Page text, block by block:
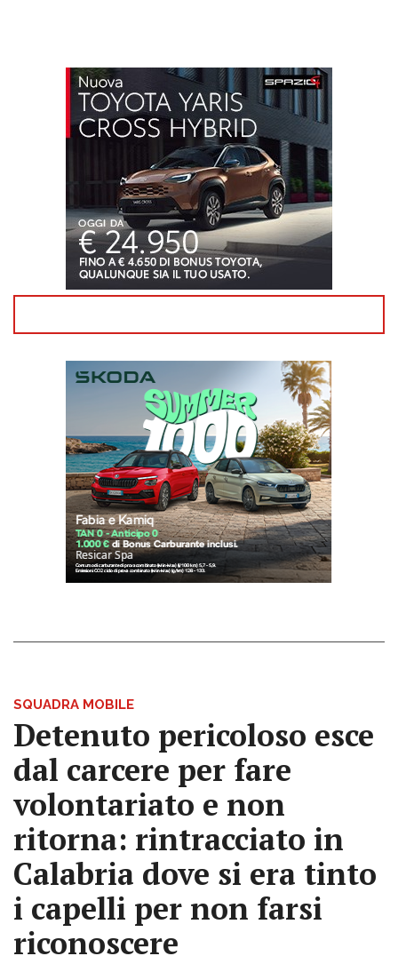
SQUADRA MOBILE
Detenuto pericoloso esce
dal carcere per fare
volontariato e non
ritorna: rintracciato in
Calabria dove si era tinto
i capelli per non farsi
riconoscere